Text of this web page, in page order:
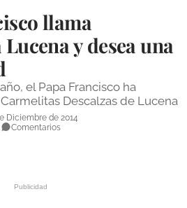
llama
y desea una
el Papa Francisco ha
Descalzas de Lucena
Diciembre de 2014
Comentarios